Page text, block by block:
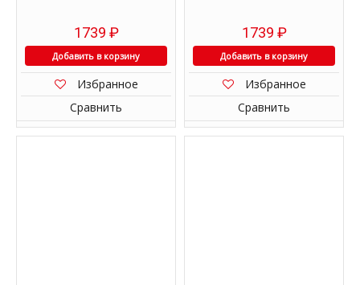
1739 ₽
Добавить в корзину
Избранное
Сравнить
1739 ₽
Добавить в корзину
Избранное
Сравнить